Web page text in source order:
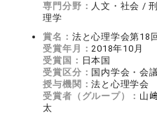
専門分野： 人文・社会 /
理学
賞名： 法と心理学会第18
受賞年月：2018年10月
受賞国： 日本国
受賞区分： 国内学会・会
授与機関：法と心理学会
受賞者（グループ）： 山
太